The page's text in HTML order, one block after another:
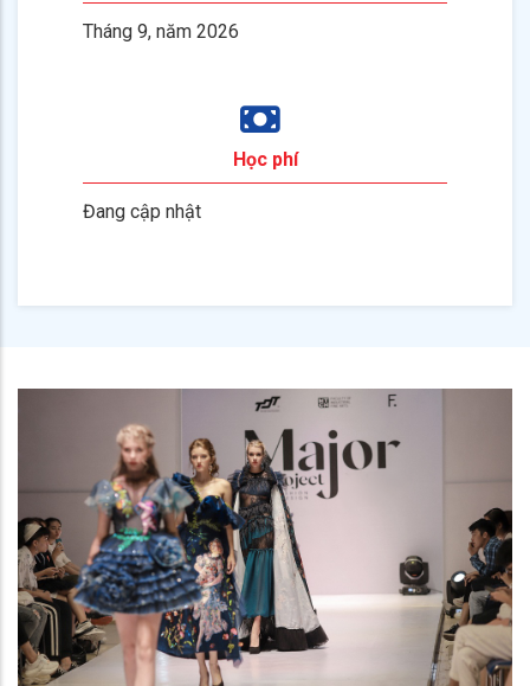
Tháng 9, năm 2026
Học phí
Đang cập nhật